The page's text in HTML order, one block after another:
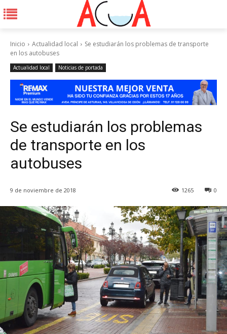
Inicio Actualidad local
Se estudiarán los problemas de transporte
en los autobuses
Actualidad local Noticias de portada
Se estudiarán los problemas
de transporte en los
autobuses
9 de noviembre de 2018 0
1265